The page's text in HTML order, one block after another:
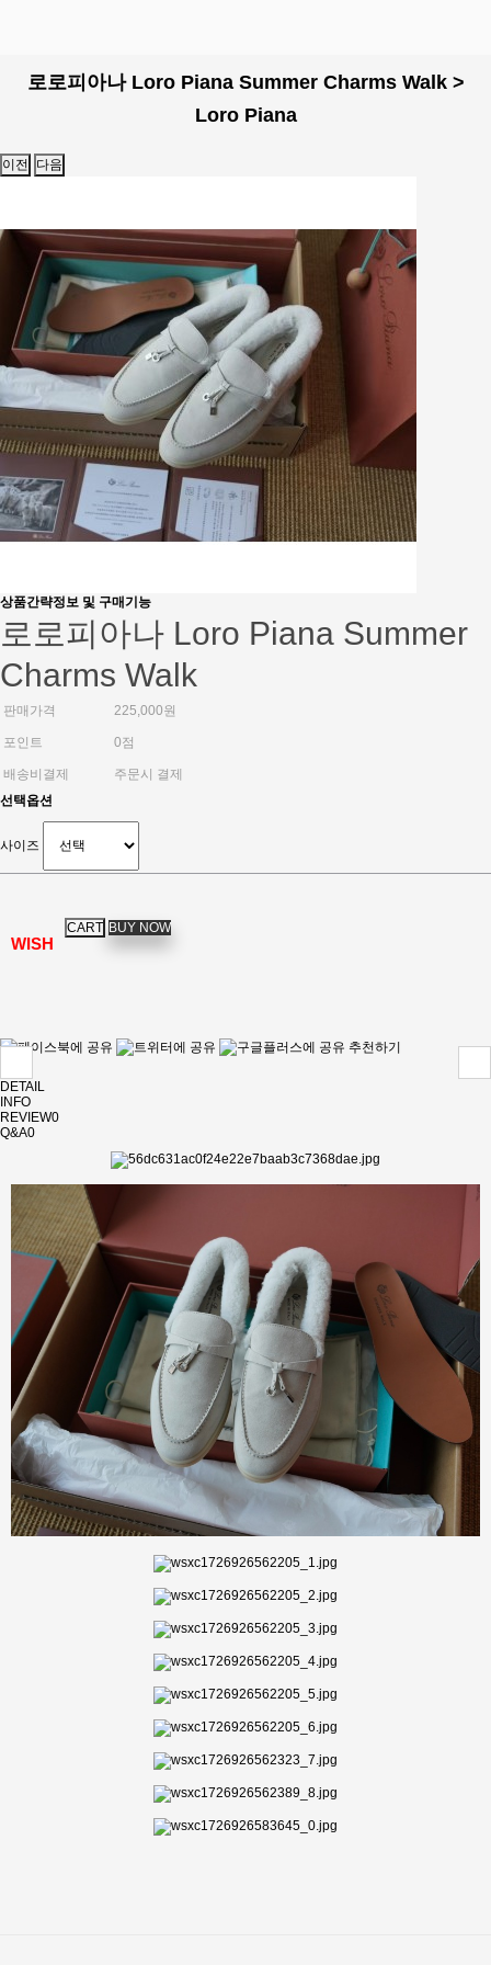
로로피아나 Loro Piana Summer Charms Walk >
Loro Piana
이전 다음
상품간략정보 및 구매기능
로로피아나 Loro Piana Summer
Charms Walk
판매가격 225,000원
포인트 0점
배송비결제
주문시 결제
선택옵션
사이즈
WISH
추천하기
DETAIL
INFO
REVIEW0
Q&A0